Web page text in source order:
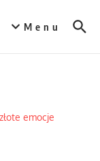
Menu
emocje